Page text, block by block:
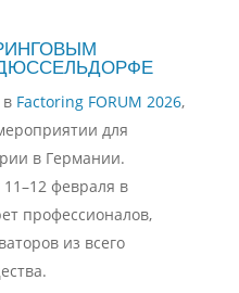
в Factoring FORUM 2026,
для
в Германии.
февраля в
профессионалов,
из всего